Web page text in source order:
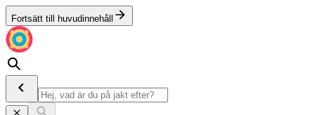
Fortsätt till huvudinnehåll